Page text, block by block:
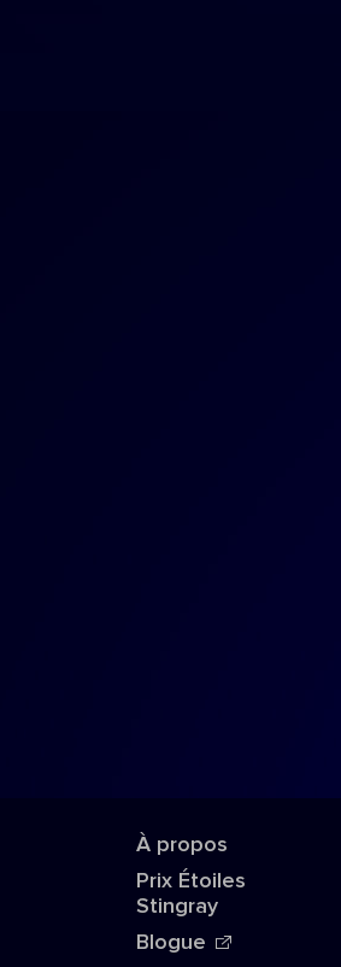
À propos
Prix Étoiles
Stingray
Blogue